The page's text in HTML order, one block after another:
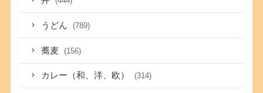
うどん (789)
蕎麦 (156)
カレー（和、洋、欧） (314)